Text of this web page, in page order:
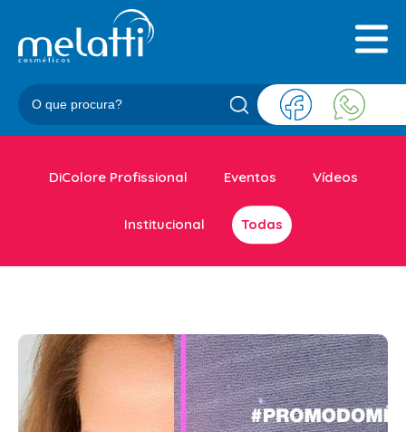
REPRESENTANTES
CONTATO
CATEGORIAS
BALM
BLEND
ESCOVAS
DiColore Profissional Eventos Vídeos
Institucional Todas